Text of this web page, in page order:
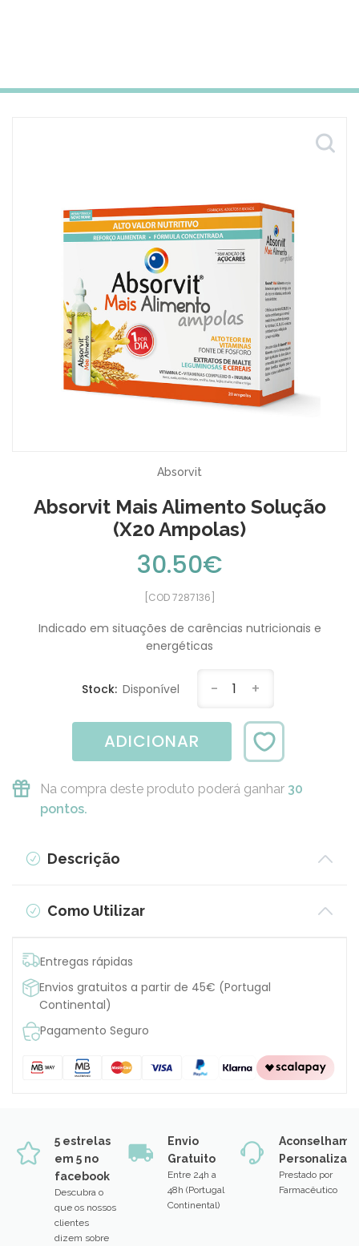
Absorvit
Absorvit Mais Alimento Solução
(x20 Ampolas)
30.50€
[COD 7287136]
Indicado em situações de carências nutricionais e
energéticas
Stock: Disponível - 1 +
ADICIONAR
Na compra deste produto poderá ganhar 30
pontos.
Descrição
Como Utilizar
Entregas rápidas
Envios gratuitos a partir de 45€ (Portugal
Continental)
Pagamento Seguro
5 estrelas
em 5 no
facebook
Descubra o
que os nossos
clientes
dizem sobre
Envio
Gratuito
Entre 24h a
48h (Portugal
Continental)
Prestado por
Farmacêutico